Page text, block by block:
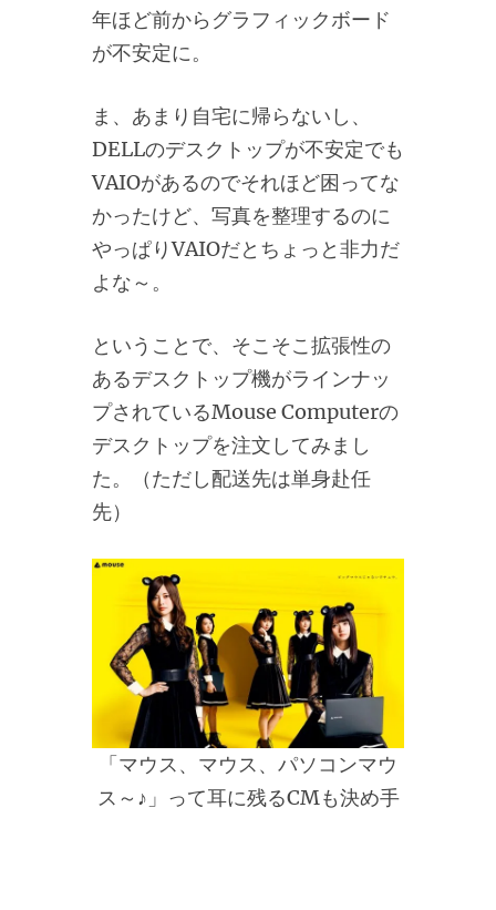
年ほど前からグラフィックボード
が不安定に。
ま、あまり自宅に帰らないし、
DELLのデスクトップが不安定でも
VAIOがあるのでそれほど困ってな
かったけど、写真を整理するのに
やっぱりVAIOだとちょっと非力だ
よな～。
ということで、そこそこ拡張性の
あるデスクトップ機がラインナッ
プされているMouse Computerの
デスクトップを注文してみまし
た。（ただし配送先は単身赴任
先）
「マウス、マウス、パソコンマウ
ス～♪」って耳に残るCMも決め手